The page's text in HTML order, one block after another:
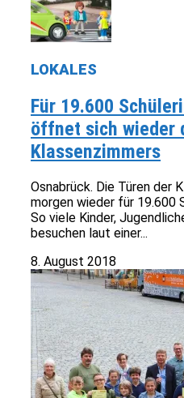
LOKALES
Für 19.600
öffnet sich wieder
Klassenzimmers
Osnabrück. Die Türen der
morgen wieder für 19.600
So viele Kinder,
besuchen laut einer...
8. August 2018